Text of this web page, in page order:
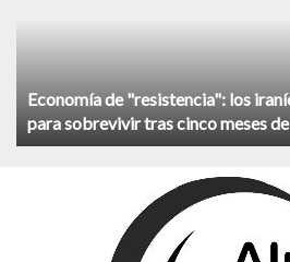
Economía de "resistencia": los
para sobrevivir tras cinco meses
Unidos e Israel